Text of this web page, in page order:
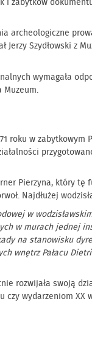
zabytków
archeologiczne
Jerzy Szydłowski z
wymagała
roku w
Pierzyna, który
Najdłużej
w
w murach jednej
na stanowisku
wnętrz Pałacu
rozwijała swoją
czy wydarzeniom